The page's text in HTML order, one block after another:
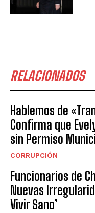
RELACIONADOS
Hablemos de
Confirma que
sin Permiso
CORRUPCIÓN
Funcionarios de
Nuevas
Vivir Sano’